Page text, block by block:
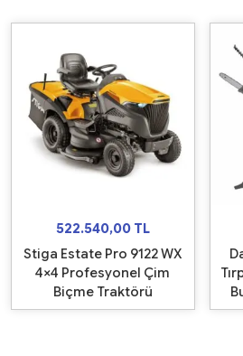
522.540,00 TL
Stiga Estate Pro 9122 WX
4×4 Profesyonel Çim
Biçme Traktörü